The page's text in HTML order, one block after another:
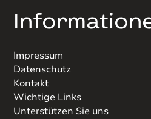
Impressum
Datenschutz
Kontakt
Wichtige Links
Unterstützen Sie uns